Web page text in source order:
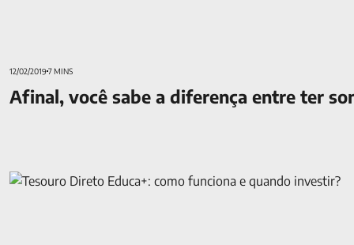
12/02/2019 7 MINS
Afinal, você sabe a diferença entre ter
Como funciona o Tesouro Direto Educa+ e quando investir?